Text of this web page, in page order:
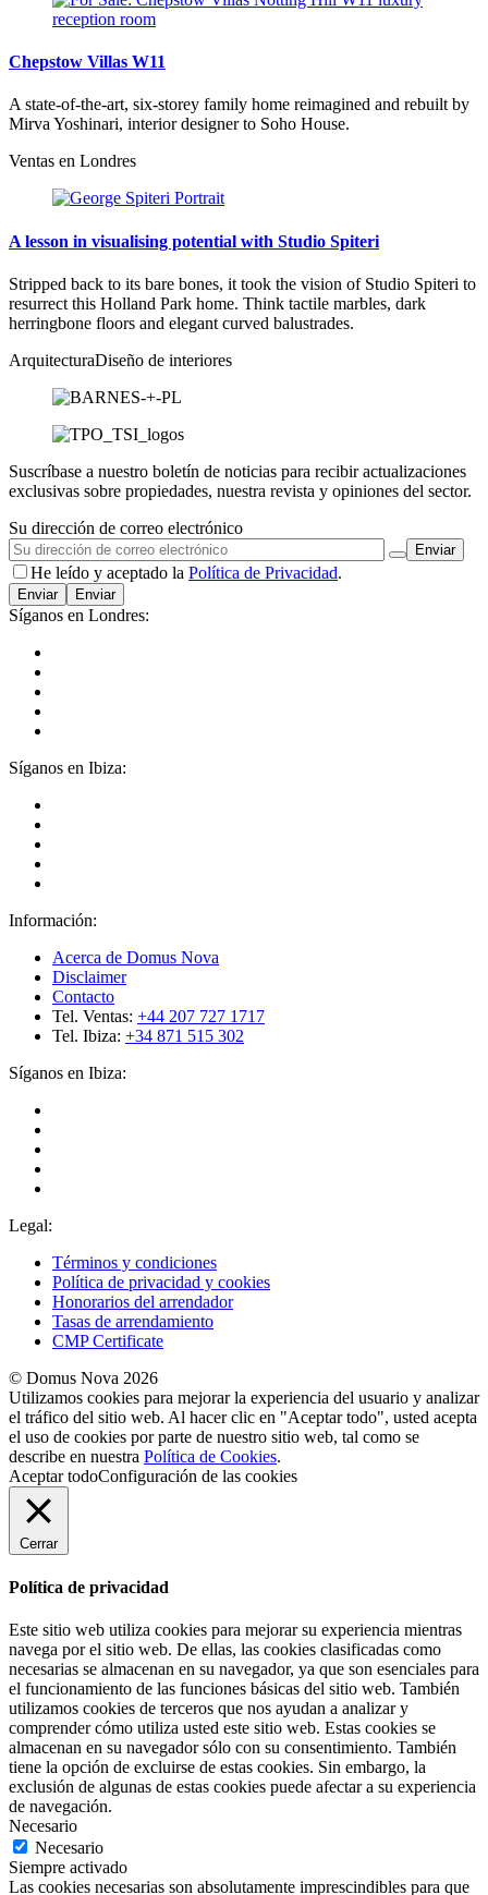
Chepstow Villas W11
A state-of-the-art, six-storey family home reimagined and rebuilt by
Mirva Yoshinari, interior designer to Soho House.
Ventas en Londres
A lesson in visualising potential with Studio Spiteri
Stripped back to its bare bones, it took the vision of Studio Spiteri to
resurrect this Holland Park home. Think tactile marbles, dark
herringbone floors and elegant curved balustrades.
ArquitecturaDiseño de interiores
Suscríbase a nuestro boletín de noticias para recibir actualizaciones
exclusivas sobre propiedades, nuestra revista y opiniones del sector.
Su dirección de correo electrónico
He leído y aceptado la Política de Privacidad.
Enviar
Síganos en Londres:
Síganos en Ibiza:
Información:
Acerca de Domus Nova
Disclaimer
Contacto
Tel. Ventas: +44 207 727 1717
Tel. Ibiza: +34 871 515 302
Síganos en Ibiza:
Legal:
Términos y condiciones
Política de privacidad y cookies
Honorarios del arrendador
Tasas de arrendamiento
CMP Certificate
© Domus Nova 2026
Utilizamos cookies para mejorar la experiencia del usuario y analizar
el tráfico del sitio web. Al hacer clic en "Aceptar todo", usted acepta
el uso de cookies por parte de nuestro sitio web, tal como se
describe en nuestra Política de Cookies.
Aceptar todoConfiguración de las cookies
Cerrar
Política de privacidad
Este sitio web utiliza cookies para mejorar su experiencia mientras
navega por el sitio web. De ellas, las cookies clasificadas como
necesarias se almacenan en su navegador, ya que son esenciales para
el funcionamiento de las funciones básicas del sitio web. También
utilizamos cookies de terceros que nos ayudan a analizar y
comprender cómo utiliza usted este sitio web. Estas cookies se
almacenan en su navegador sólo con su consentimiento. También
tiene la opción de excluirse de estas cookies. Sin embargo, la
exclusión de algunas de estas cookies puede afectar a su experiencia
de navegación.
Necesario
Necesario
Siempre activado
Las cookies necesarias son absolutamente imprescindibles para que